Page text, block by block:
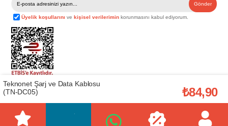
Gönder
Üyelik koşullarını vekişisel verilerimin korunmasını kabul ediyorum.
Telif Hakkı © 2026Afeks Yapı Market
. Tüm hakları saklıdır.
Bu web sitesindeki tüm ürünler ticari amaçlıdır. Web sitemizde yer alan
görsel ve yazılı içerikler firmamıza ait olup, firmamızın yazılı izni alınmadan
başka yerlerde kullanılamaz. İçeriklerin izin alınmadan kopyalanması ve
kullanılması 5846 sayılı Fikir ve Sanat Eserleri Yasasına göre suçtur.
Teknonet Şarj ve Data Kablosu
(TN-DC05)
₺84,90